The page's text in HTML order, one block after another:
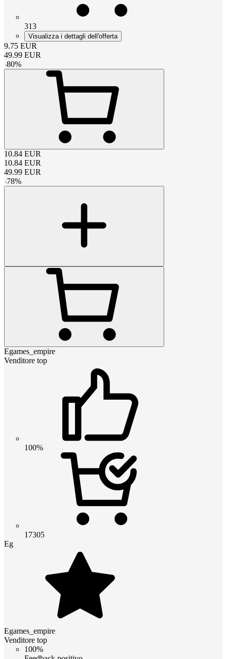
313
Visualizza i dettagli dell'offerta
9.75 EUR
49.99 EUR
-80%
10.84 EUR
10.84 EUR
49.99 EUR
-78%
Egames_empire
Venditore top
100%
17305
Eg
Egames_empire
Venditore top
100%